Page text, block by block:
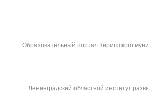
Образовательный портал Киришского
Ленинградский областной институт